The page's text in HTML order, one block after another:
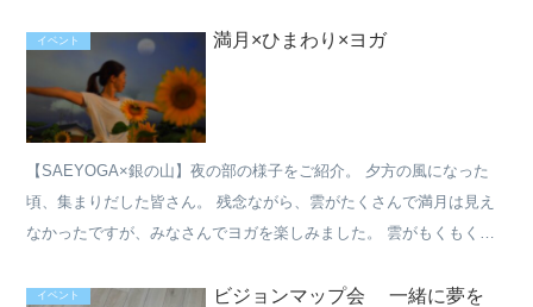
イベント 満月×ひまわり×ヨガ
【SAEYOGA×銀の山】夜の部の様子をご紹介。 夕方の風になった
頃、集まりだした皆さん。 残念ながら、雲がたくさんで満月は見え
なかったですが、みなさんでヨガを楽しみました。 雲がもくもく。
イベント
ビジョンマップ会 一緒に夢を